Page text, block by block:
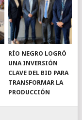
RÍO NEGRO LOGRÓ
UNA INVERSIÓN
CLAVE DEL BID PARA
TRANSFORMAR LA
PRODUCCIÓN